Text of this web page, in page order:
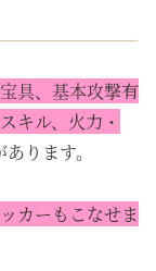
宝具、基本攻撃有
キル、火力・
ります。
カーもこなせま